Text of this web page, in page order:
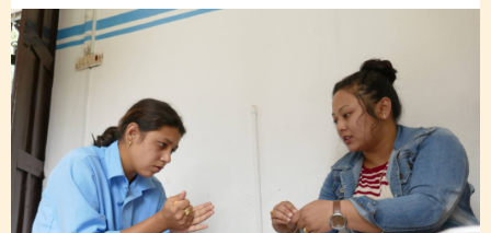
Springe
zum
Inhalt